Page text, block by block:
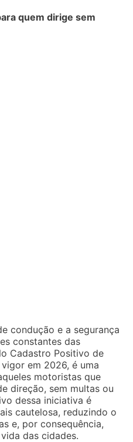
quem dirige sem
condução e a segurança
constantes das
Cadastro Positivo de
em 2026, é uma
motoristas que
direção, sem multas ou
dessa iniciativa é
cautelosa, reduzindo o
e, por consequência,
das cidades.